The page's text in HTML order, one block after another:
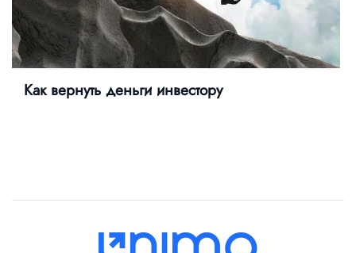
Как вернуть деньги инвестору